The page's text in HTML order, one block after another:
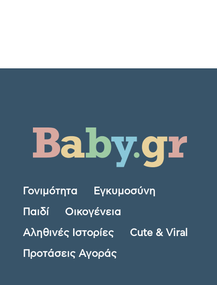
Γονιμότητα Εγκυμοσύνη
Παιδί Οικογένεια
Αληθινές Ιστορίες Cute & Viral
Προτάσεις Αγοράς